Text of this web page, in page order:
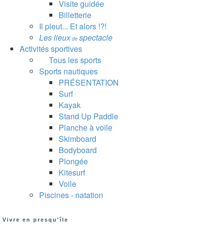
Visite guidée
Billetterie
Il pleut... Et alors !?!
Les lieuxde spectacle
Activités sportives
Tous les sports
Sports nautiques
PRÉSENTATION
Surf
Kayak
Stand Up Paddle
Planche à voile
Skimboard
Bodyboard
Plongée
Kitesurf
Voile
Piscines - natation
Vivre en presqu'île